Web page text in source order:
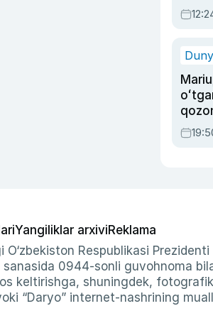
Yangiliklar arxiviReklama
Respublikasi
0944-sonli guvohnoma
keltirishga, shuningdek,
“Daryo” internet-nashrining